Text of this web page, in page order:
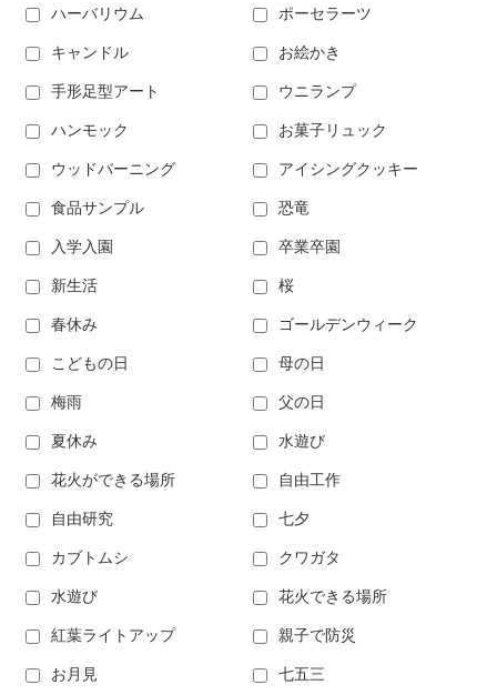
ハーバリウム ポーセラーツ
キャンドル お絵かき
手形足型アート ウニランプ
ハンモック お菓子リュック
ウッドバーニング アイシングクッキー
食品サンプル 恐竜
入学入園 卒業卒園
新生活 桜
春休み ゴールデンウィーク
こどもの日 母の日
梅雨 父の日
夏休み 水遊び
花火ができる場所 自由工作
自由研究 七夕
カブトムシ クワガタ
水遊び 花火できる場所
紅葉ライトアップ 親子で防災
お月見 七五三